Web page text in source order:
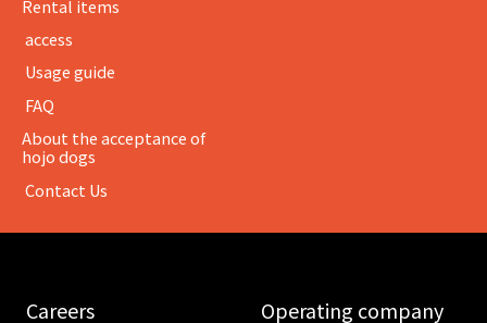
Rental items
​ ​access​ ​
​ ​Usage guide​ ​
​ ​FAQ​ ​
About the acceptance of
hojo dogs
​ ​Contact Us​ ​
​ ​Careers​ ​ ​ ​Operating company​ ​